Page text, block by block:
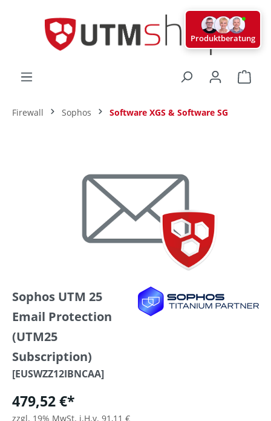
Firewall Sophos Software XGS & Software SG
Sophos UTM 25
Email Protection
(UTM25
Subscription)
[EUSWZZ12IBNCAA]
479,52 €*
zzgl. 19% MwSt. i.H.v. 91,11 €
Produktberatung